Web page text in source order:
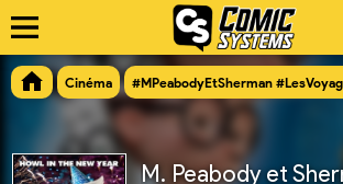
Cinéma #MPeabodyEtSherman